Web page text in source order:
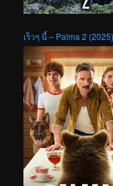
เร็วๆ นี้ – Palma 2 (2025)